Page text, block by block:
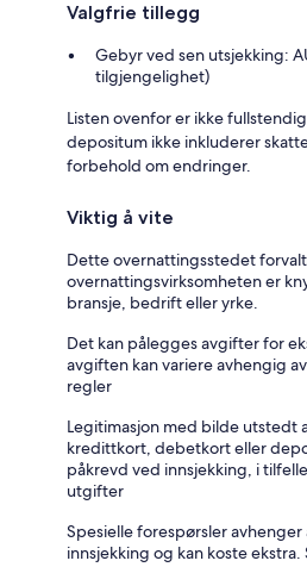
Valgfrie tillegg
Gebyr ved sen utsjekking:
tilgjengelighet)
Listen ovenfor er ikke
depositum ikke inkluderer
forbehold om endringer.
Viktig å vite
Dette overnattingsstedet
overnattingsvirksomheten er
bransje, bedrift eller yrke.
Det kan pålegges avgifter for
avgiften kan variere avhengig
regler
Legitimasjon med bilde utstedt
kredittkort, debetkort eller
påkrevd ved innsjekking, i
utgifter
Spesielle forespørsler
innsjekking og kan koste